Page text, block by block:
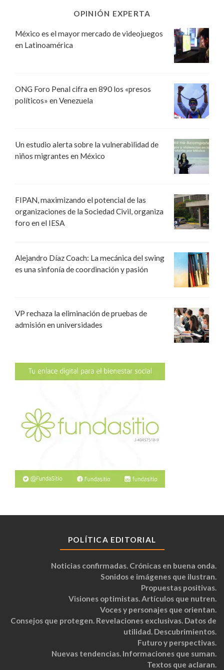
OPINIÓN EXPERTA
México es el mayor mercado de videojuegos
en Latinoamérica
ONG Foro Penal cifra en 890 los «presos
políticos» en Venezuela
Un estudio alerta sobre la vulnerabilidad de
niños migrantes en México
FIPAN, maximizando el potencial de las
organizaciones de la Sociedad Civil, organiza
foro en el IESA
Alejandro Díaz Coach: La mecánica del swing
es una sinfonía de coordinación y pasión
VP rechaza la eliminación de pruebas de
admisión en universidades
POLÍTICA EDITORIAL
Noticias confirmadas. Crónicas en buena onda.
Sonidos e imágenes que ilustran.
Propuestas positivas.
Visiones optimistas. Artículos que nutren.
Voces y personajes que orientan.
Consejos que protegen. Revelaciones exclusivas. Datos de
utilidad. Descubrimientos.
Futuro y perspectivas.
Nuevas tendencias. Informaciones que suman.
Textos que aclaran.